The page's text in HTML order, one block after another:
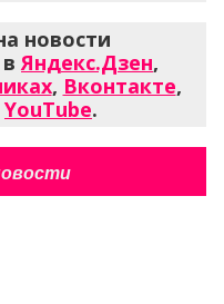
новости
вЯндекс.Дзен,
, Вконтакте,
YouTube.